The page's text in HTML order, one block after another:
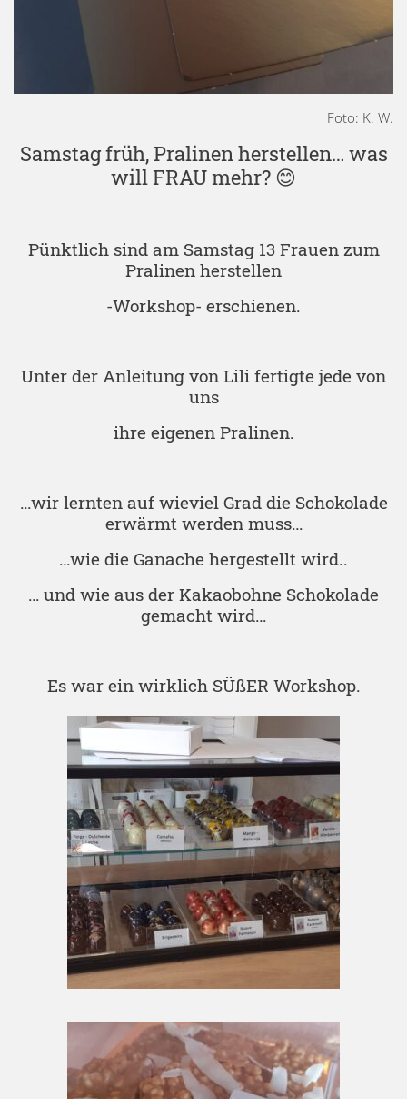
Foto: K. W.
Samstag früh, Pralinen herstellen… was
will FRAU mehr? 😊
Pünktlich sind am Samstag 13 Frauen zum
Pralinen herstellen
-Workshop- erschienen.
Unter der Anleitung von Lili fertigte jede von
uns
ihre eigenen Pralinen.
…wir lernten auf wieviel Grad die Schokolade
erwärmt werden muss…
…wie die Ganache hergestellt wird..
… und wie aus der Kakaobohne Schokolade
gemacht wird…
Es war ein wirklich SÜßER Workshop.